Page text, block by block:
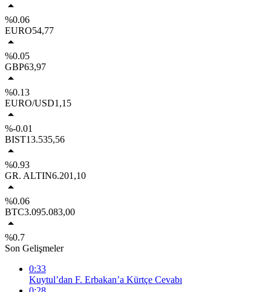
%0.06
EURO54,77
%0.05
GBP63,97
%0.13
EURO/USD1,15
%-0.01
BIST13.535,56
%0.93
GR. ALTIN6.201,10
%0.06
BTC3.095.083,00
%0.7
Son Gelişmeler
0:33
Kuytul’dan F. Erbakan’a Kürtçe Cevabı